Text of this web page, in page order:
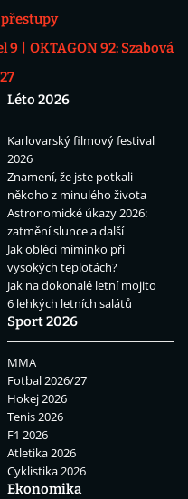
9
OKTAGON 92: Szabová
Léto 2026
Karlovarský filmový festival
2026
Znamení, že jste potkali
někoho z minulého života
Astronomické úkazy 2026:
zatmění slunce a další
Jak obléci miminko při
vysokých teplotách?
Jak na dokonalé letní mojito
6 lehkých letních salátů
Sport 2026
MMA
Fotbal 2026/27
Hokej 2026
Tenis 2026
F1 2026
Atletika 2026
Cyklistika 2026
Ekonomika